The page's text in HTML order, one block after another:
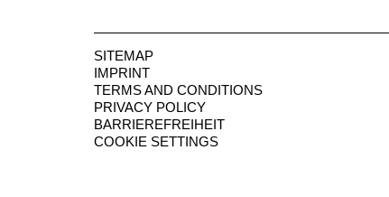
SITEMAP
IMPRINT
TERMS AND CONDITIONS
PRIVACY POLICY
BARRIEREFREIHEIT
COOKIE SETTINGS